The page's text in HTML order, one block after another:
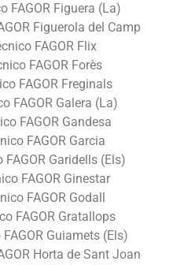
FAGOR Figuera (La)
Figuerola del Camp
FAGOR Flix
FAGOR Forès
FAGOR Freginals
FAGOR Galera (La)
FAGOR Gandesa
FAGOR Garcia
Garidells (Els)
FAGOR Ginestar
FAGOR Godall
FAGOR Gratallops
Guiamets (Els)
Horta de Sant Joan